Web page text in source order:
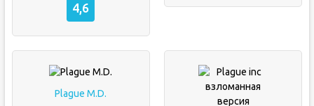
4,6
Plague M.D.